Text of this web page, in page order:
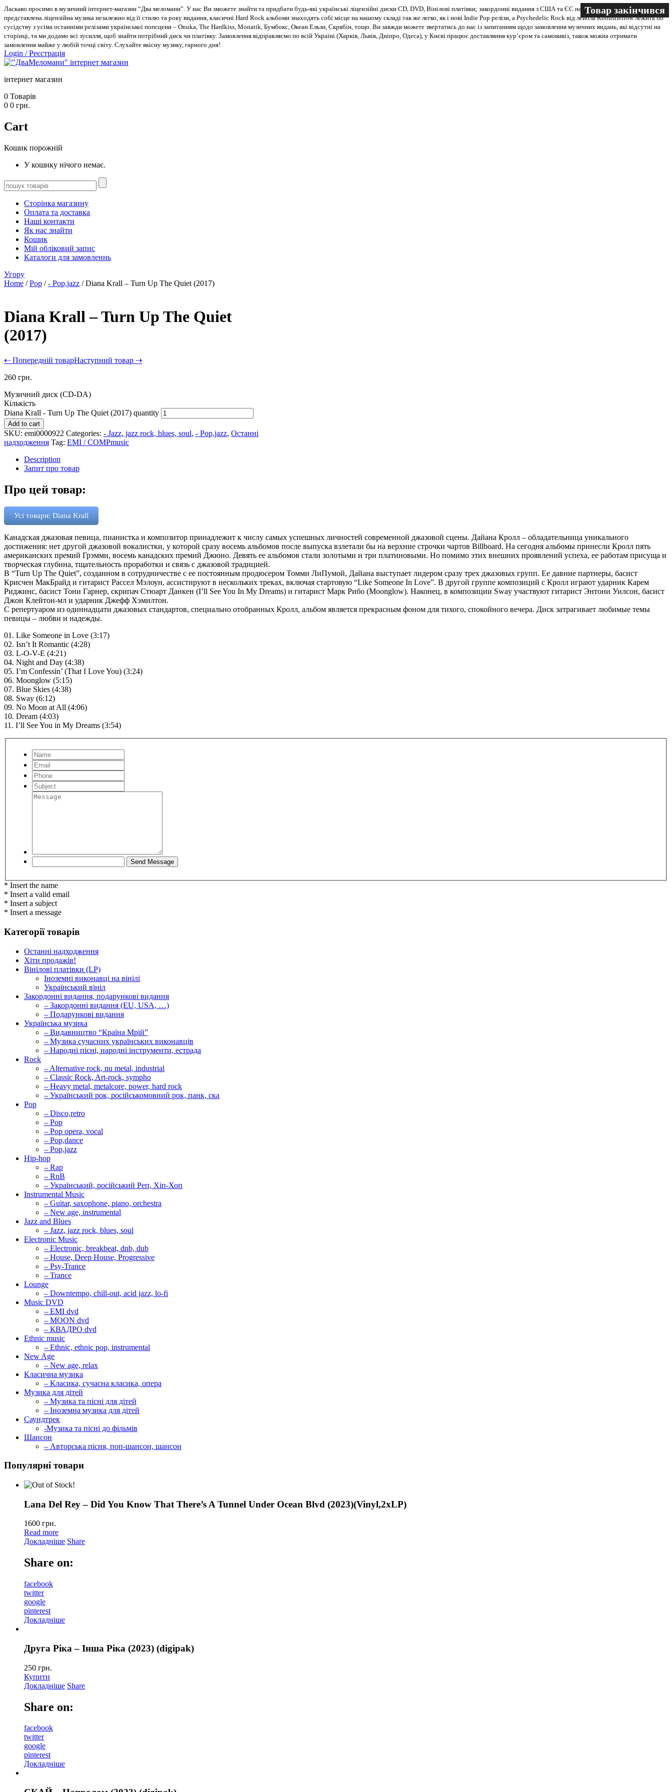
Ласкаво просимо в музичний інтернет-магазин “Два меломани”. У нас Ви зможете знайти та придбати будь-які українські ліцензійні диски CD, DVD, Вінілові платівки; закордонні видання з США та ЄС на всіх носіях. В магазині
представлена ліцензійна музика незалежно від її стилю та року видання, класичні Hard Rock альбоми знаходять собі місце на нашому складі так же легко, як і нові Indie Pop релізи, а Psychedelic Rock від лейбла Robustfellow лежить по
сусідству з усіма останніми релізами української попсцени – Onuka, The Hardkiss, Monatik, Бумбокс, Океан Ельзи, Скрябін, тощо. Ви завжди можете звертатись до нас із запитанням щодо замовлення музичних видань, які відсутні на
сторінці, та ми додамо всі зусилля, щоб знайти потрібний диск чи платівку. Замовлення відправляємо по всій Україні (Харків, Львів, Дніпро, Одеса), у Києві працює доставляння кур’єром та самовивіз, також можна отримати
замовлення майже у любій точці світу. Слухайте якісну музику, гарного дня!
Login /Реєстрація
інтернет магазин
0 Товарів
0 0 грн.
Cart
Кошик порожній
У кошику нічого немає.
Сторінка магазину
Оплата та доставка
Наші контакти
Як нас знайти
Кошик
Мій обліковий запис
Каталоги для замовленнь
Угору
Home /Pop /- Pop,jazz / Diana Krall – Turn Up The Quiet (2017)
Diana Krall – Turn Up The Quiet
(2017)
⇠ Попередній товарНаступний товар ⇢
260 грн.
Музичний диск (CD-DA)
Кількість
Diana Krall - Turn Up The Quiet (2017) quantity
Add to cart
SKU: emi0000922 Categories: - Jazz, jazz rock, blues, soul, - Pop,jazz, Останні
надходження Tag: EMI / COMPmusic
Description
Запит про товар
Про цей товар:
Усі товари: Diana Krall
Канадская джазовая певица, пианистка и композитор принадлежит к числу самых успешных личностей современной джазовой сцены. Дайана Кролл – обладательница уникального
достижения: нет другой джазовой вокалистки, у которой сразу восемь альбомов после выпуска взлетали бы на верхние строчки чартов Billboard. На сегодня альбомы принесли Кролл пять
американских премий Грэмми, восемь канадских премий Джюно. Девять ее альбомов стали золотыми и три платиновыми. Но помимо этих внешних проявлений успеха, ее работам присуща и
творческая глубина, тщательность проработки и связь с джазовой традицией.
В “Turn Up The Quiet”, созданном в сотрудничестве с ее постоянным продюсером Томми ЛиПумой, Дайана выступает лидером сразу трех джазовых групп. Ее давние партнеры, басист
Крисчен МакБрайд и гитарист Рассел Мэлоун, ассистируют в нескольких треках, включая стартовую “Like Someone In Love”. В другой группе композиций с Кролл играют ударник Карем
Риджинс, басист Тони Гарнер, скрипач Стюарт Данкен (I’ll See You In My Dreams) и гитарист Марк Рибо (Moonglow). Наконец, в композиции Sway участвуют гитарист Энтони Уилсон, басист
Джон Клейтон-мл и ударник Джефф Хэмилтон.
C репертуаром из одиннадцати джазовых стандартов, специально отобранных Кролл, альбом является прекрасным фоном для тихого, спокойного вечера. Диск затрагивает любимые темы
певицы – любви и надежды.
01. Like Someone in Love (3:17)
02. Isn’t It Romantic (4:28)
03. L-O-V-E (4:21)
04. Night and Day (4:38)
05. I’m Confessin’ (That I Love You) (3:24)
06. Moonglow (5:15)
07. Blue Skies (4:38)
08. Sway (6:12)
09. No Moon at All (4:06)
10. Dream (4:03)
11. I’ll See You in My Dreams (3:54)
* Insert the name
* Insert a valid email
* Insert a subject
* Insert a message
Категорії товарів
Останні надходження
Хіти продажів!
Вінілові платівки (LP)
Іноземні виконавці на вінілі
Український вініл
Закордонні видання, подарункові видання
– Закордонні видання (EU, USA, …)
– Подарункові видання
Українська музика
– Видавництво “Країна Мрій”
– Музика сучасних українських виконавців
– Народні пісні, народні інструменти, естрада
Rock
– Alternative rock, nu metal, industrial
– Classic Rock, Art-rock, sympho
– Heavy metal, metalcore, power, hard rock
– Український рок, російськомовний рок, панк, ска
Pop
– Disco,retro
– Pop
– Pop opera, vocal
– Pop,dance
– Pop,jazz
Hip-hop
– Rap
– RnB
– Український, російський Реп, Хіп-Хоп
Instrumental Music
– Guitar, saxophone, piano, orchestra
– New age, instrumental
Jazz and Blues
– Jazz, jazz rock, blues, soul
Electronic Music
– Electronic, breakbeat, dnb, dub
– House, Deep House, Progressive
– Psy-Trance
– Trance
Lounge
– Downtempo, chill-out, acid jazz, lo-fi
Music DVD
– EMI dvd
– MOON dvd
– КВАДРО dvd
Ethnic music
– Ethnic, ethnic pop, instrumental
New Age
– New age, relax
Класична музика
– Класика, сучасна класика, опера
Музика для дітей
– Музика та пісні для дітей
– Іноземна музика для дітей
Саундтрек
-Музика та пісні до фільмів
Шансон
– Авторська пісня, поп-шансон, шансон
Популярні товари
Товар закінчився
Lana Del Rey – Did You Know That There’s A Tunnel Under Ocean Blvd (2023)(Vinyl,2xLP)
1600 грн.
Read more
Докладніше Share
Share on:
facebook
twitter
google
pinterest
Докладніше
Друга Ріка – Інша Ріка (2023) (digipak)
250 грн.
Купити
Докладніше Share
Share on:
facebook
twitter
google
pinterest
Докладніше
Товар закінчився